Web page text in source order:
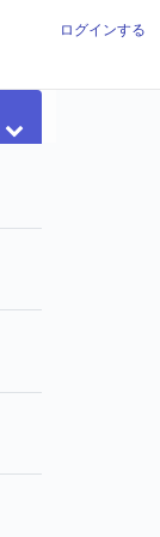
ログインする